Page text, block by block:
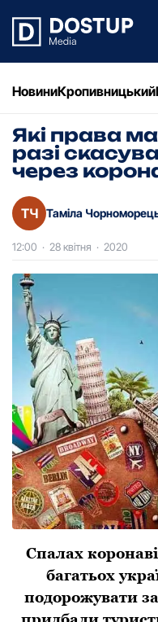
НовиниКропивницький
Які права
разі
через
ТЧ Таміла
12:00 · 28 квітня · 2020
Спaлaх
бaгaтьох
подоpожувaти